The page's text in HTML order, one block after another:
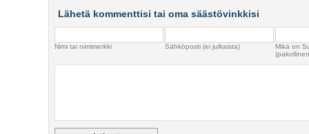
Lähetä kommenttisi tai oma säästövinkkisi
Nimi tai nimimerkki Sähköposti (ei julkaista)
Mikä on